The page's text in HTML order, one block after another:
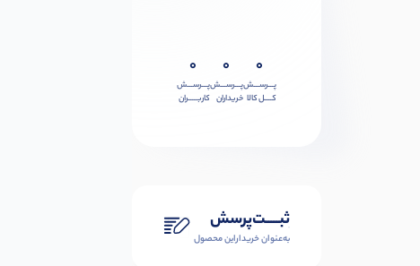
0
پـــرســـش
کــــل کالا
0
پـــرســـش
خریداران
0
پـــرســـش
کاربـــــران
ثبـــــت‌پرسش
به‌عنوان ‌خریدار‌این‌ محصول